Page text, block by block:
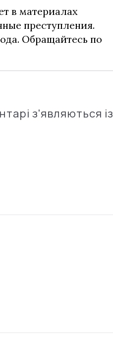
в материалах
преступления.
Обращайтесь по
з'являються із